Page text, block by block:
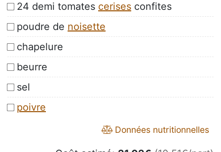
24 demi tomates cerises confites
poudre de noisette
chapelure
beurre
sel
poivre
Données nutritionnelles